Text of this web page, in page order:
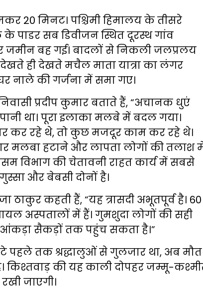
20 मिनट। पश्चिमी हिमालय के तीसरे
पाडर सब डिवीजन स्थित दूरस्थ गांव
बह गई। बादलों से निकली जलप्रलय
ही देखते मचैल माता यात्रा का लंगर
नाले की गर्जना में समा गए।
प्रदीप कुमार बताते हैं, “अचानक धुएं
था। पूरा इलाका मलबे में बदल गया।
कर रहे थे, तो कुछ मजदूर काम कर रहे थे।
मलबा हटाने और लापता लोगों की तलाश
विभाग की चेतावनी राहत कार्य में सबसे
और बेबसी दोनों है।
ठाकुर कहती हैं, “यह त्रासदी अभूतपूर्व है। 60
अस्पतालों में हैं। गुमशुदा लोगों की सही
सैकड़ों तक पहुंच सकता है।”
पहले तक श्रद्धालुओं से गुलजार था, अब मौत
किश्तवाड़ की यह काली दोपहर जम्मू-
जाएगी।